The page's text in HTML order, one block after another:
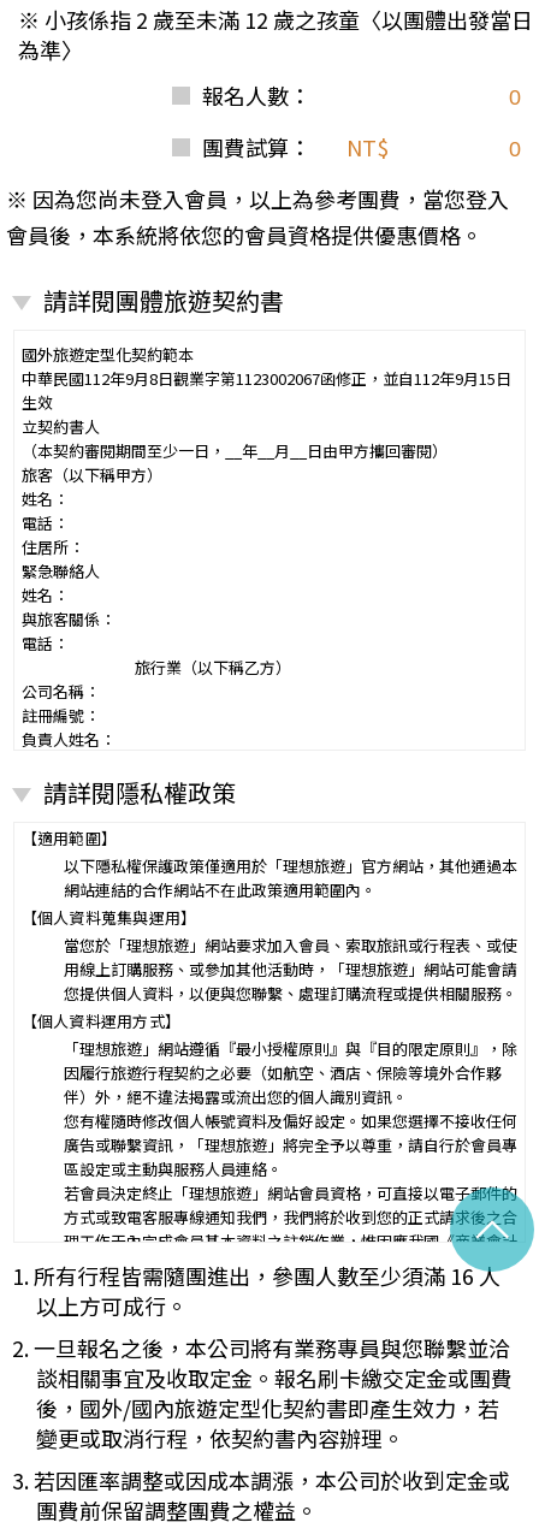
※ 小孩係指 2 歲至未滿 12 歲之孩童〈以團體出發當日
為準〉
報名人數：
團費試算：
NT$
※ 因為您尚未登入會員，以上為參考團費，當您登入
會員後，本系統將依您的會員資格提供優惠價格。
請詳閱團體旅遊契約書
國外旅遊定型化契約範本
中華民國112年9月8日觀業字第1123002067函修正，並自112年9月15日
生效
立契約書人
（本契約審閱期間至少一日，__年__月__日由甲方攜回審閱）
旅客（以下稱甲方）
姓名：
電話：
住居所：
緊急聯絡人
姓名：
與旅客關係：
電話：
旅行業（以下稱乙方）
公司名稱：
註冊編號：
負責人姓名：
營業所：
甲乙雙方同意就本旅遊事項，依下列約定辦理。
第一條（國外旅遊之意義）
本契約所謂國外旅遊，係指到中華民國疆域以外其他國家或地區旅
遊。
赴中國大陸旅行者，準用本旅遊契約之約定。
第二條（適用之範圍及順序）
甲乙雙方關於本旅遊之權利義務，依本契約條款之約定定之；本契約
中未約定者，適用中華民國有關法令之規定。
第三條（旅遊團名稱、旅遊行程及廣告責任）
本旅遊團名稱為____________________
一、 旅遊地區（國家、城市或觀光地點）：________
二、
行程（啟程出發地點、回程之終止地點、日期、交通工具、住
宿旅館、餐飲、遊覽、安排購物行程及其所附隨之服務說
明）：_________
與本契約有關之附件、廣告、宣傳文件、行程表或說明會之說明內容
均視為本契約內容之一部分。乙方應確保廣告內容之真實，對甲方所
負之義務不得低於廣告之內容。
第一項記載得以所刊登之廣告、宣傳文件、行程表或說明會之說明內
未記載第一項內容或記載之內容與刊登廣告、宣傳文件、行程表或說
明會之說明記載不符者，以最有利於甲方之內容為準。
第四條（集合及出發時地）
甲方應於民國_____年_____月_____日_____時_____分於
__________準時集合出發。甲方未準時到約定地點集合致未能出
發，亦未能中途加入旅遊者，視為甲方任意解除契約，乙方得依第十
三條之約定，行使損害賠償請求權。
第五條（旅遊費用及付款方式）
旅遊費用：______________________
除雙方有特別約定者外，甲方應依下列約定繳付：
一、
簽訂本契約時，甲方應以_______(現金、信用卡、轉帳、支票
請詳閱隱私權政策
【適用範圍】
以下隱私權保護政策僅適用於「理想旅遊」官方網站，其他通過本
網站連結的合作網站不在此政策適用範圍內。
【個人資料蒐集與運用】
當您於「理想旅遊」網站要求加入會員、索取旅訊或行程表、或使
用線上訂購服務、或參加其他活動時，「理想旅遊」網站可能會請
您提供個人資料，以便與您聯繫、處理訂購流程或提供相關服務。
【個人資料運用方式】
「理想旅遊」網站遵循『最小授權原則』與『目的限定原則』，除
因履行旅遊行程契約之必要（如航空、酒店、保險等境外合作夥
伴）外，絕不違法揭露或流出您的個人識別資訊。
您有權隨時修改個人帳號資料及偏好設定。如果您選擇不接收任何
廣告或聯繫資訊，「理想旅遊」將完全予以尊重，請自行於會員專
區設定或主動與服務人員連絡。
若會員決定終止「理想旅遊」網站會員資格，可直接以電子郵件的
方式或致電客服專線通知我們，我們將於收到您的正式請求後之合
理工作天內完成會員基本資料之註銷作業，惟因應我國《商業會計
法》及《稅捐稽徵法》之法定保存年限要求，相關交易憑證與帳務
紀錄將於法定保存期限屆滿後自動進行安全銷毀，不在此限。自終
止「理想旅遊」網站會員身份之日起（以本站系統發出之確認電子
郵件為準），您將即刻喪失所有本服務所提供之尊榮優惠及權益。
【Cookies 的運用政策】
為提供個人化的服務，本資訊網會使用 Cookies 技術來儲存並在
某些時候追蹤使用者的資料。本網站使用 Cookies 大多僅基於輔
助作用，例如儲存您偏好的特定種類資料，或儲存相關密碼以方便
您上網至本行網站時不必每次再輸入密碼…等。
※ Cookies 是網站伺服器用來和使用者瀏覽器進行溝通的一種技術，
它可能在使用者的電腦中儲存某些資訊，大部分 Cookies 的有效
1. 所有行程皆需隨團進出，參團人數至少須滿 16 人
以上方可成行。
2. 一旦報名之後，本公司將有業務專員與您聯繫並洽
談相關事宜及收取定金。報名刷卡繳交定金或團費
後，國外/國內旅遊定型化契約書即產生效力，若
變更或取消行程，依契約書內容辦理。
3. 若因匯率調整或因成本調漲，本公司於收到定金或
團費前保留調整團費之權益。
^